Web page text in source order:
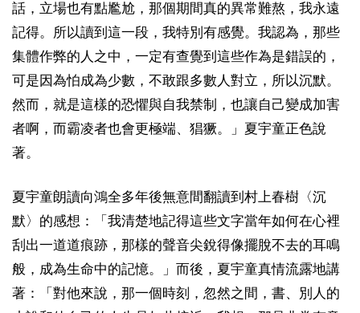
話，立場也有點尷尬，那個期間真的異常難熬，我永遠
記得。所以讀到這一段，我特別有感覺。我認為，那些
集體作弊的人之中，一定有查覺到這些作為是錯誤的，
可是因為怕成為少數，不敢跟多數人對立，所以沉默。
然而，就是這樣的恐懼與自我禁制，也讓自己變成加害
者啊，而霸凌者也會更極端、猖獗。」夏宇童正色說
著。
夏宇童朗讀向鴻全多年後無意間翻讀到村上春樹〈沉
默〉的感想：「我清楚地記得這些文字當年如何在心裡
刮出一道道痕跡，那樣的聲音尖銳得像擺脫不去的耳鳴
般，成為生命中的記憶。」而後，夏宇童真情流露地講
著：「對他來說，那一個時刻，忽然之間，書、別人的